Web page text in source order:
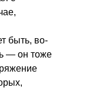
быть, во-
— он тоже